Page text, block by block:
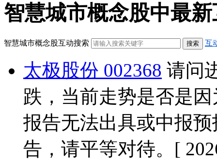
智慧城市概念股中最新
智慧城市概念股互动搜索 互
太极股份 002368 请问
跌，当前走势是否是
报告无法出具或中报
告，请平等对待。 [